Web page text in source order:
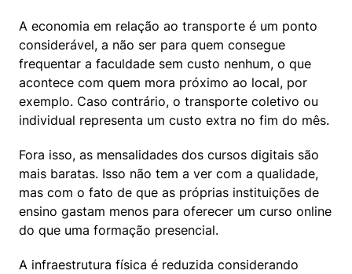
A economia em relação ao transporte é um ponto
considerável, a não ser para quem consegue
frequentar a faculdade sem custo nenhum, o que
acontece com quem mora próximo ao local, por
exemplo. Caso contrário, o transporte coletivo ou
individual representa um custo extra no fim do mês.
Fora isso, as mensalidades dos cursos digitais são
mais baratas. Isso não tem a ver com a qualidade,
mas com o fato de que as próprias instituições de
ensino gastam menos para oferecer um curso online
do que uma formação presencial.
A infraestrutura física é reduzida considerando